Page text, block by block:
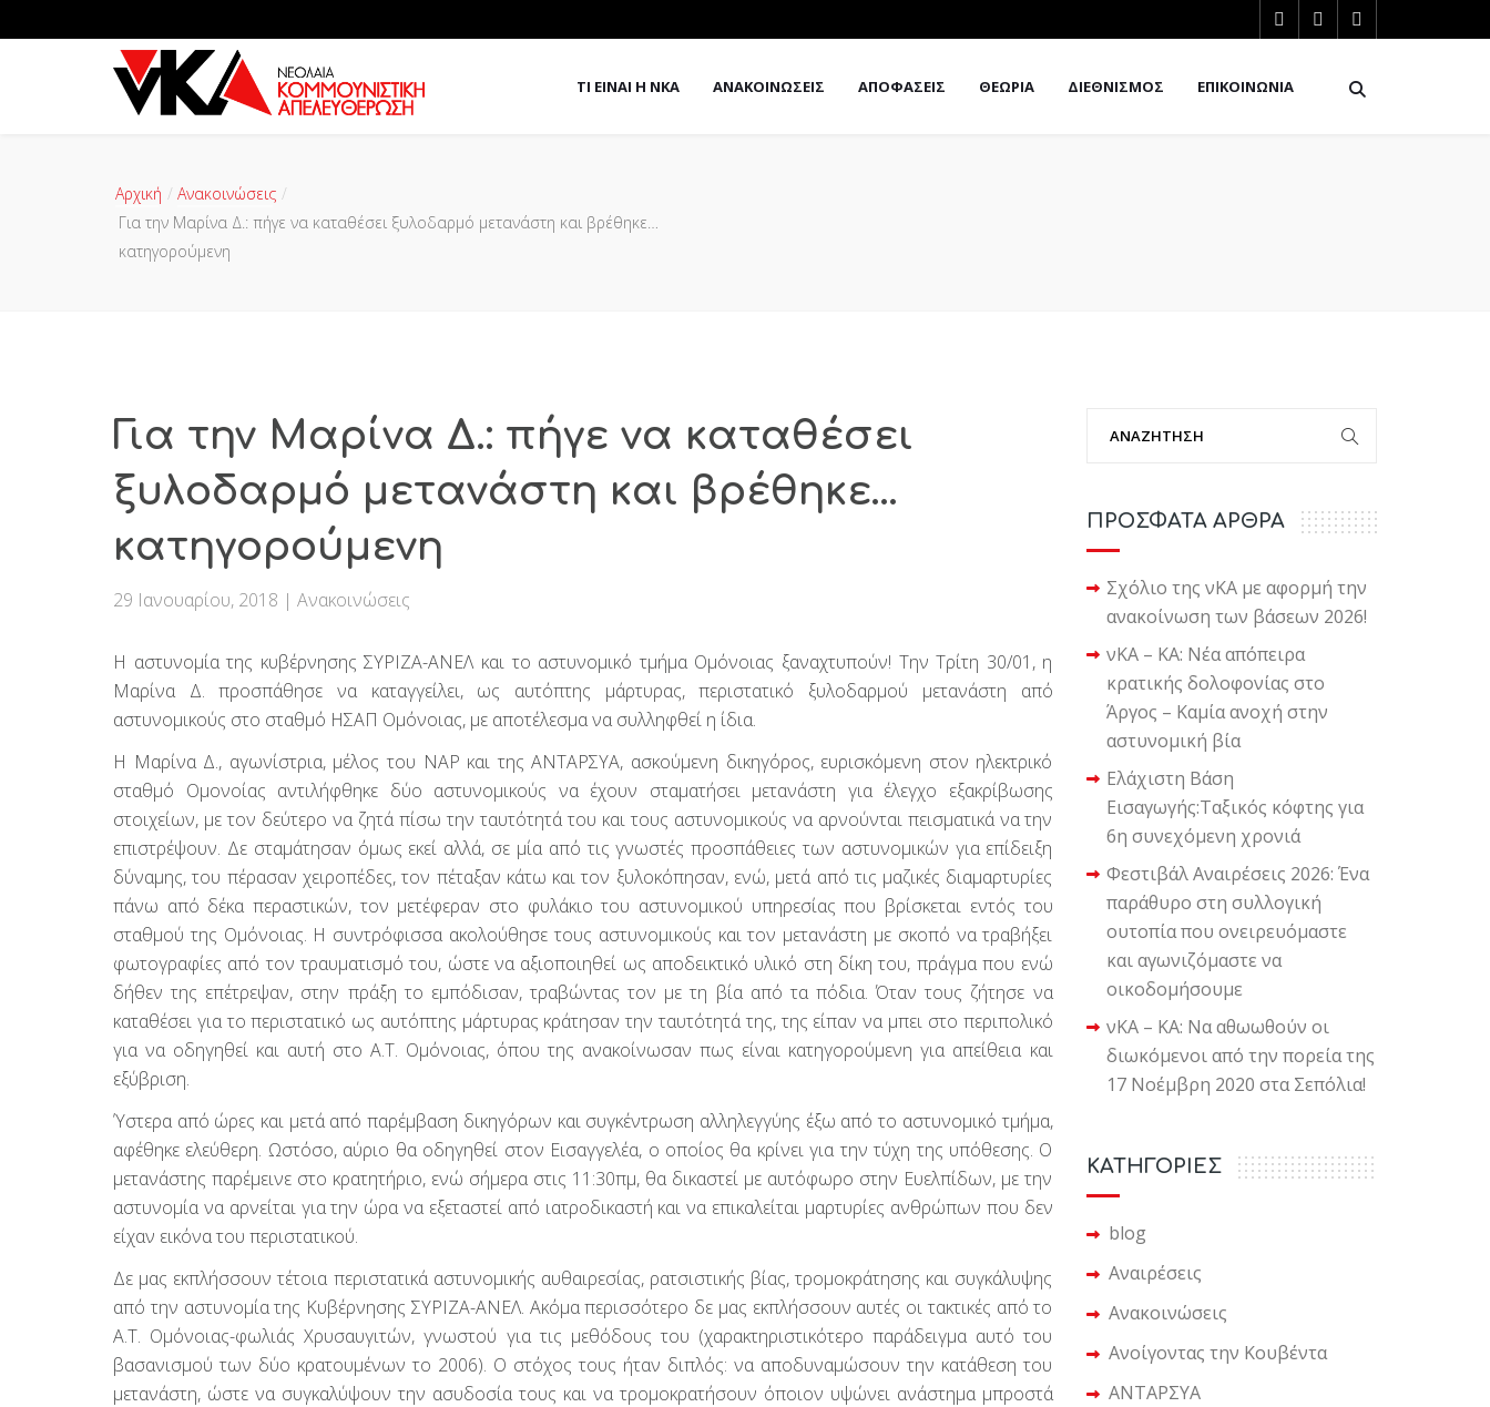
ΤΙ ΕΙΝΑΙ Η ΝΚΑ ΑΝΑΚΟΙΝΩΣΕΙΣ ΑΠΟΦΑΣΕΙΣ ΘΕΩΡΙΑ ΔΙΕΘΝΙΣΜΟΣ ΕΠΙΚΟΙΝΩΝΙΑ
Αρχική
Ανακοινώσεις
Για την Μαρίνα Δ.: πήγε να καταθέσει ξυλοδαρμό μετανάστη και βρέθηκε…
κατηγορούμενη
Για την Μαρίνα Δ.: πήγε να καταθέσει
ξυλοδαρμό μετανάστη και βρέθηκε…
κατηγορούμενη
29 Ιανουαρίου, 2018 | Ανακοινώσεις
Η αστυνομία της κυβέρνησης ΣΥΡΙΖΑ-ΑΝΕΛ και το αστυνομικό τμήμα Ομόνοιας ξαναχτυπούν! Την Τρίτη 30/01, η
Μαρίνα Δ. προσπάθησε να καταγγείλει, ως αυτόπτης μάρτυρας, περιστατικό ξυλοδαρμού μετανάστη από
αστυνομικούς στο σταθμό ΗΣΑΠ Ομόνοιας, με αποτέλεσμα να συλληφθεί η ίδια.
Η Μαρίνα Δ., αγωνίστρια, μέλος του ΝΑΡ και της ΑΝΤΑΡΣΥΑ, ασκούμενη δικηγόρος, ευρισκόμενη στον ηλεκτρικό
σταθμό Ομονοίας αντιλήφθηκε δύο αστυνομικούς να έχουν σταματήσει μετανάστη για έλεγχο εξακρίβωσης
στοιχείων, με τον δεύτερο να ζητά πίσω την ταυτότητά του και τους αστυνομικούς να αρνούνται πεισματικά να την
επιστρέψουν. Δε σταμάτησαν όμως εκεί αλλά, σε μία από τις γνωστές προσπάθειες των αστυνομικών για επίδειξη
δύναμης, του πέρασαν χειροπέδες, τον πέταξαν κάτω και τον ξυλοκόπησαν, ενώ, μετά από τις μαζικές διαμαρτυρίες
πάνω από δέκα περαστικών, τον μετέφεραν στο φυλάκιο του αστυνομικού υπηρεσίας που βρίσκεται εντός του
σταθμού της Ομόνοιας. Η συντρόφισσα ακολούθησε τους αστυνομικούς και τον μετανάστη με σκοπό να τραβήξει
φωτογραφίες από τον τραυματισμό του, ώστε να αξιοποιηθεί ως αποδεικτικό υλικό στη δίκη του, πράγμα που ενώ
δήθεν της επέτρεψαν, στην πράξη το εμπόδισαν, τραβώντας τον με τη βία από τα πόδια. Όταν τους ζήτησε να
καταθέσει για το περιστατικό ως αυτόπτης μάρτυρας κράτησαν την ταυτότητά της, της είπαν να μπει στο περιπολικό
για να οδηγηθεί και αυτή στο Α.Τ. Ομόνοιας, όπου της ανακοίνωσαν πως είναι κατηγορούμενη για απείθεια και
εξύβριση.
Ύστερα από ώρες και μετά από παρέμβαση δικηγόρων και συγκέντρωση αλληλεγγύης έξω από το αστυνομικό τμήμα,
αφέθηκε ελεύθερη. Ωστόσο, αύριο θα οδηγηθεί στον Εισαγγελέα, ο οποίος θα κρίνει για την τύχη της υπόθεσης. Ο
μετανάστης παρέμεινε στο κρατητήριο, ενώ σήμερα στις 11:30πμ, θα δικαστεί με αυτόφωρο στην Ευελπίδων, με την
αστυνομία να αρνείται για την ώρα να εξεταστεί από ιατροδικαστή και να επικαλείται μαρτυρίες ανθρώπων που δεν
είχαν εικόνα του περιστατικού.
Δε μας εκπλήσσουν τέτοια περιστατικά αστυνομικής αυθαιρεσίας, ρατσιστικής βίας, τρομοκράτησης και συγκάλυψης
από την αστυνομία της Κυβέρνησης ΣΥΡΙΖΑ-ΑΝΕΛ. Ακόμα περισσότερο δε μας εκπλήσσουν αυτές οι τακτικές από το
Α.Τ. Ομόνοιας-φωλιάς Χρυσαυγιτών, γνωστού για τις μεθόδους του (χαρακτηριστικότερο παράδειγμα αυτό του
βασανισμού των δύο κρατουμένων το 2006). Ο στόχος τους ήταν διπλός: να αποδυναμώσουν την κατάθεση του
μετανάστη, ώστε να συγκαλύψουν την ασυδοσία τους και να τρομοκρατήσουν όποιον υψώνει ανάστημα μπροστά
ΠΡΟΣΦΑΤΑ ΑΡΘΡΑ
Σχόλιο της νΚΑ με αφορμή την
ανακοίνωση των βάσεων 2026!
νΚΑ – ΚΑ: Νέα απόπειρα
κρατικής δολοφονίας στο
Άργος – Καμία ανοχή στην
αστυνομική βία
Ελάχιστη Βάση
Εισαγωγής:Ταξικός κόφτης για
6η συνεχόμενη χρονιά
Φεστιβάλ Αναιρέσεις 2026: Ένα
παράθυρο στη συλλογική
ουτοπία που ονειρευόμαστε
και αγωνιζόμαστε να
οικοδομήσουμε
νΚΑ – ΚΑ: Να αθωωθούν οι
διωκόμενοι από την πορεία της
17 Νοέμβρη 2020 στα Σεπόλια!
KΑΤΗΓΟΡΙΕΣ
blog
Αναιρέσεις
Ανακοινώσεις
Ανοίγοντας την Κουβέντα
ΑΝΤΑΡΣΥΑ